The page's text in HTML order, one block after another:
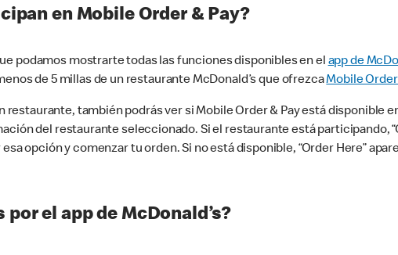
en Mobile Order & Pay?
podamos mostrarte todas las funciones disponibles en elapp de
de 5 millas de un restaurante McDonald’s que ofrezcaMobile Order
también podrás ver si Mobile Order & Pay está disponible
del restaurante seleccionado. Si el restaurante está participando,
opción y comenzar tu orden. Si no está disponible, “Order Here”
el app de McDonald’s?